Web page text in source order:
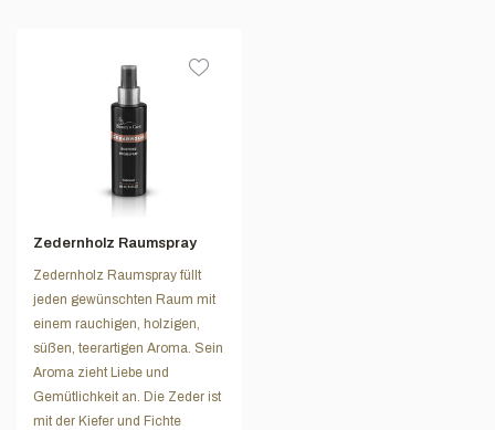
Zedernholz Raumspray
Zedernholz Raumspray füllt
jeden gewünschten Raum mit
einem rauchigen, holzigen,
süßen, teerartigen Aroma. Sein
Aroma zieht Liebe und
Gemütlichkeit an. Die Zeder ist
mit der Kiefer und Fichte